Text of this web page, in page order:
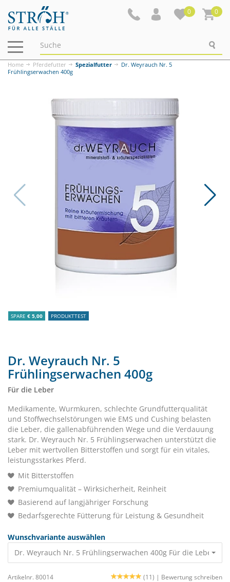
0 0
Navigation
ein-/ausblenden
Home Pferdefutter Spezialfutter
Dr. Weyrauch Nr. 5
Frühlingserwachen 400g
SPARE € 5,00 PRODUKTTEST
Dr. Weyrauch Nr. 5
Frühlingserwachen 400g
Für die Leber
Medikamente, Wurmkuren, schlechte Grundfutterqualität
und Stoffwechselstörungen wie EMS und Cushing belasten
die Leber, die gallenabführenden Wege und die Verdauung
stark. Dr. Weyrauch Nr. 5 Frühlingserwachen unterstützt die
Leber mit wertvollen Bitterstoffen und sorgt für ein vitales,
leistungsstarkes Pferd.
Mit Bitterstoffen
Premiumqualität – Wirksicherheit, Reinheit
Basierend auf langjähriger Forschung
Bedarfsgerechte Fütterung für Leistung & Gesundheit
Wunschvariante auswählen
Dr. Weyrauch Nr. 5 Frühlingserwachen 400g Für die Leber
Artikelnr. 80014 (11) | Bewertung schreiben